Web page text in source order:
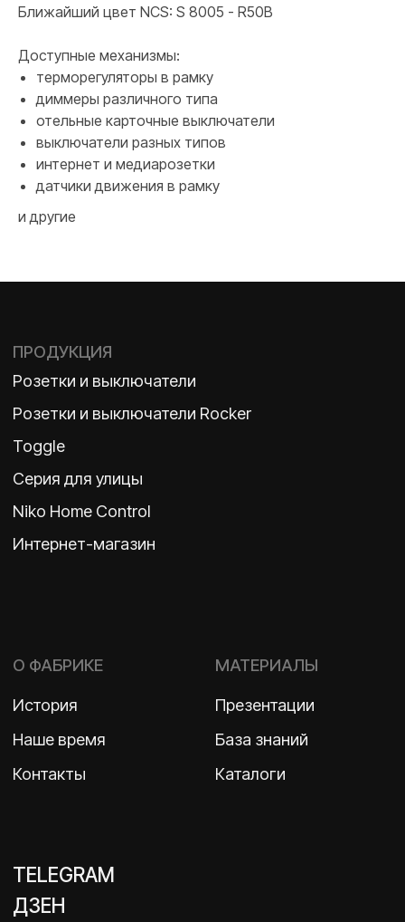
Ближайший цвет NCS: S 8005 - R50B
Доступные механизмы:
терморегуляторы в рамку
диммеры различного типа
отельные карточные выключатели
выключатели разных типов
интернет и медиарозетки
датчики движения в рамку
и другие
Контакты
ПРОДУКЦИЯ
Розетки и выключатели
Розетки и выключатели Rocker
Toggle
Серия для улицы
Niko Home Control
Интернет-магазин
TELEGRAM
ДЗЕН
ВКОНТАКТЕ